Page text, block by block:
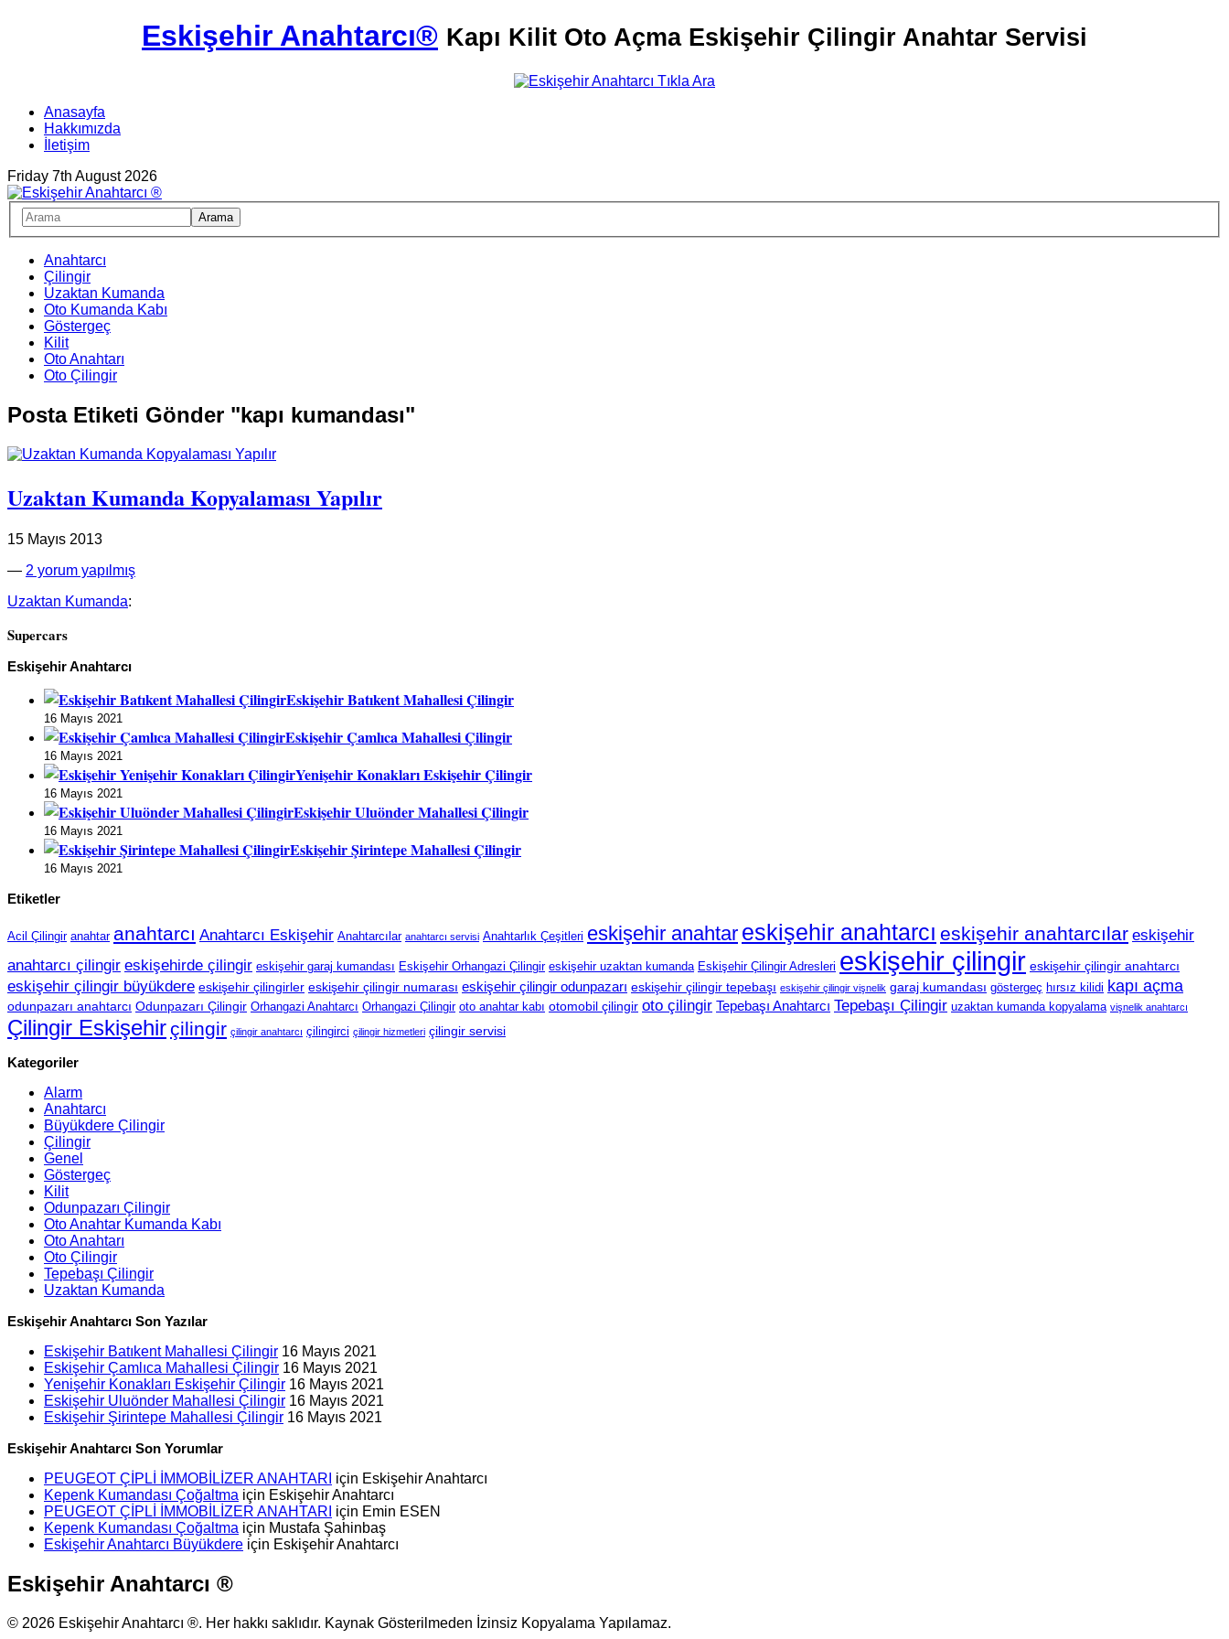
Eskişehir Anahtarcı® Kapı Kilit Oto Açma Eskişehir Çilingir Anahtar Servisi
Anasayfa
Hakkımızda
İletişim
Friday 7th August 2026
Anahtarcı
Çilingir
Uzaktan Kumanda
Oto Kumanda Kabı
Göstergeç
Kilit
Oto Anahtarı
Oto Çilingir
Posta Etiketi Gönder "kapı kumandası"
Uzaktan Kumanda Kopyalaması Yapılır
15 Mayıs 2013
— 2 yorum yapılmış
Uzaktan Kumanda:
Supercars
Eskişehir Anahtarcı
Eskişehir Batıkent Mahallesi Çilingir
16 Mayıs 2021
Eskişehir Çamlıca Mahallesi Çilingir
16 Mayıs 2021
Yenişehir Konakları Eskişehir Çilingir
16 Mayıs 2021
Eskişehir Uluönder Mahallesi Çilingir
16 Mayıs 2021
Eskişehir Şirintepe Mahallesi Çilingir
16 Mayıs 2021
Etiketler
Acil Çilingir anahtar anahtarcı Anahtarcı Eskişehir Anahtarcılar anahtarcı servisi Anahtarlık Çeşitleri eskişehir anahtar eskişehir anahtarcı eskişehir anahtarcılar eskişehir
anahtarcı çilingir eskişehirde çilingir eskişehir garaj kumandası Eskişehir Orhangazi Çilingir eskişehir uzaktan kumanda Eskişehir Çilingir Adresleri eskişehir çilingir eskişehir çilingir anahtarcı
eskişehir çilingir büyükdere eskişehir çilingirler eskişehir çilingir numarası eskişehir çilingir odunpazarı eskişehir çilingir tepebaşı eskişehir çilingir vişnelik garaj kumandası göstergeç hırsız kilidi kapı açma
odunpazarı anahtarcı Odunpazarı Çilingir Orhangazi Anahtarcı Orhangazi Çilingir oto anahtar kabı otomobil çilingir oto çilingir Tepebaşı Anahtarcı Tepebaşı Çilingir uzaktan kumanda kopyalama vişnelik anahtarcı
Çilingir Eskişehirçilingir çilingir anahtarcı çilingirci çilingir hizmetleri çilingir servisi
Kategoriler
Alarm
Anahtarcı
Büyükdere Çilingir
Çilingir
Genel
Göstergeç
Kilit
Odunpazarı Çilingir
Oto Anahtar Kumanda Kabı
Oto Anahtarı
Oto Çilingir
Tepebaşı Çilingir
Uzaktan Kumanda
Eskişehir Anahtarcı Son Yazılar
Eskişehir Batıkent Mahallesi Çilingir 16 Mayıs 2021
Eskişehir Çamlıca Mahallesi Çilingir 16 Mayıs 2021
Yenişehir Konakları Eskişehir Çilingir 16 Mayıs 2021
Eskişehir Uluönder Mahallesi Çilingir 16 Mayıs 2021
Eskişehir Şirintepe Mahallesi Çilingir 16 Mayıs 2021
Eskişehir Anahtarcı Son Yorumlar
PEUGEOT ÇİPLİ İMMOBİLİZER ANAHTARI için Eskişehir Anahtarcı
Kepenk Kumandası Çoğaltma için Eskişehir Anahtarcı
PEUGEOT ÇİPLİ İMMOBİLİZER ANAHTARI için Emin ESEN
Kepenk Kumandası Çoğaltma için Mustafa Şahinbaş
Eskişehir Anahtarcı Büyükdere için Eskişehir Anahtarcı
Eskişehir Anahtarcı ®
© 2026 Eskişehir Anahtarcı ®. Her hakkı saklıdır. Kaynak Gösterilmeden İzinsiz Kopyalama Yapılamaz.